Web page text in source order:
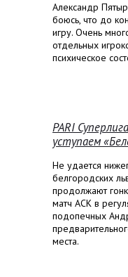
Александр
боюсь, что до
игру. Очень
отдельных
психическое
PARI
уступаем
Не удается
белгородских
продолжают
матч АСК в
подопечных
места.